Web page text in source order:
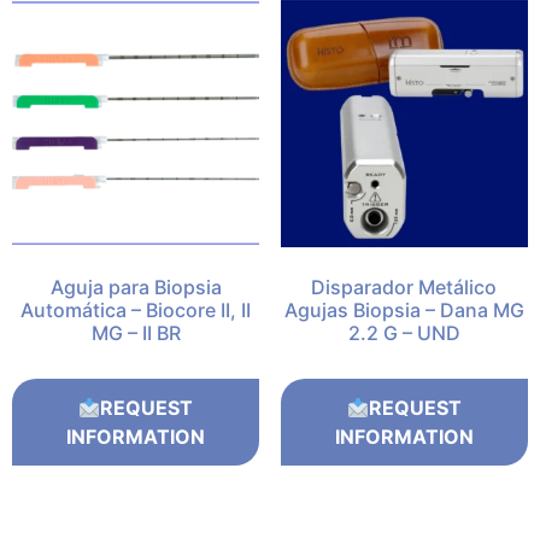
Aguja para Biopsia
Automática – Biocore II, II
MG – II BR
REQUEST
INFORMATION
Disparador Metálico
Agujas Biopsia – Dana MG
2.2 G – UND
REQUEST
INFORMATION